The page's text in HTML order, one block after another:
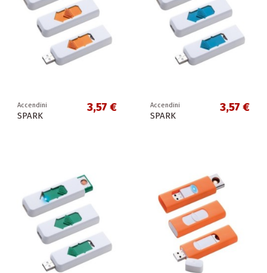
Accendini
SPARK
3,57 € Accendini
SPARK
3,57 €